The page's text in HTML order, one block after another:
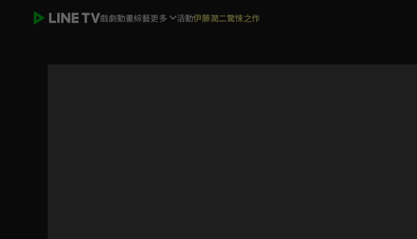
戲劇動畫綜藝更多 活動伊藤潤二驚悚之作